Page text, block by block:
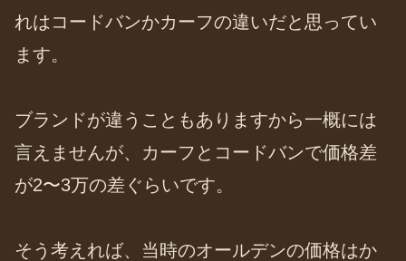
れはコードバンかカーフの違いだと思ってい
ます。
ブランドが違うこともありますから一概には
言えませんが、カーフとコードバンで価格差
が2〜3万の差ぐらいです。
そう考えれば、当時のオールデンの価格はか